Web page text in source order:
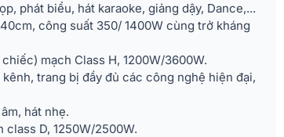
phát biểu, hát karaoke, giảng dậy, Dance,...
công suất 350/ 1400W cùng trở kháng
mạch Class H, 1200W/3600W.
trang bị đầy đủ các công nghệ hiện đại,
hát nhẹ.
class D, 1250W/2500W.